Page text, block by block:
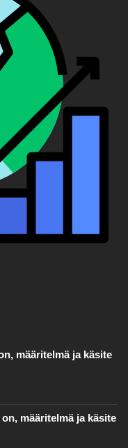
määritelmä ja käsite
määritelmä ja käsite